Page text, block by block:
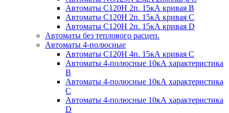
Автоматы С120H 2п. 15кА кривая B
Автоматы С120H 2п. 15кА кривая C
Автоматы С120H 2п. 15кА кривая D
Автоматы без теплового расцеп.
Автоматы 4-полюсные
Автоматы С120H 4п. 15кА кривая C
Автоматы 4-полюсные 10кА характеристика
B
Автоматы 4-полюсные 10кА характеристика
C
Автоматы 4-полюсные 10кА характеристика
D